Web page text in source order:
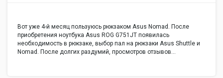
Вот уже 4-й месяц пользуюсь рюкзаком Asus Nomad. После
приобретения ноутбука Asus ROG G751JT появилась
необходимость в рюкзаке, выбор пал на рюкзаки Asus Shuttle и
Nomad. После долгих раздумий, просмотров отзывов…